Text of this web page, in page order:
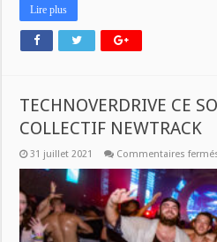
Lire plus
TECHNOVERDRIVE CE
COLLECTIF NEWTRACK
31 juillet 2021 Commentaires